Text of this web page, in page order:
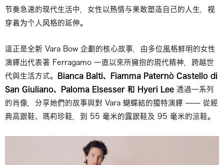
节奏急速的现代生活中，女性以热情与果敢塑造自己的人生，视
穿着为个人风格的延伸。
這正是全新 Vara Bow 企劃的核心故事，由多位風格鮮明的女性
演繹出代表著 Ferragamo 一直以來所擁抱的現代精神，跨越世
代與生活方式。
Bianca Balti、
Fiamma Paternò Castello di
San Giuliano、 Paloma Elsesser 和 Hyeri Lee 透過一系列
的肖像，分享她們的故事與對 Vara 蝴蝶結的獨特演繹 —— 從經
典高跟鞋、瑪莉珍鞋，到 55 毫米的露跟鞋及 95 毫米的涼鞋。